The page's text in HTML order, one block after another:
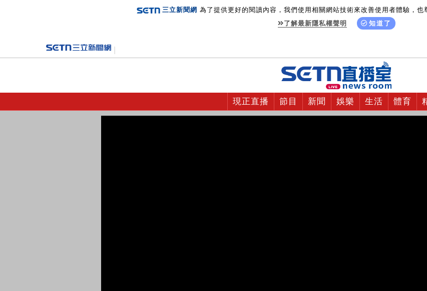
三立新聞網 為了提供更好的閱讀內容，我們使用相關網站技術來改善使用者體驗，也
了解最新隱私權聲明
知道了
現正直播 節目 新聞 娛樂 生活 體育